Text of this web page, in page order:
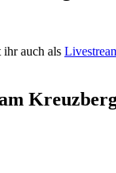
auch als